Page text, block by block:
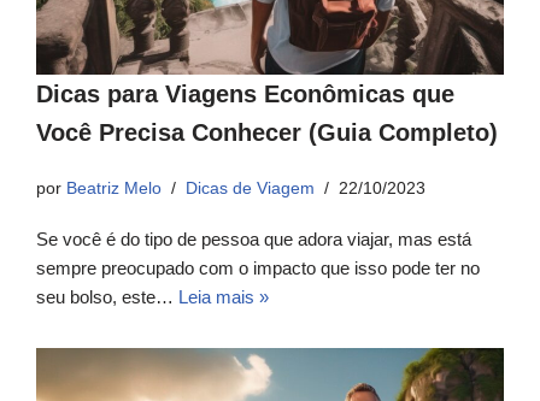
Dicas para Viagens Econômicas que
Você Precisa Conhecer (Guia Completo)
por Beatriz Melo Dicas de Viagem 22/10/2023
Se você é do tipo de pessoa que adora viajar, mas está
sempre preocupado com o impacto que isso pode ter no
seu bolso, este… Leia mais »